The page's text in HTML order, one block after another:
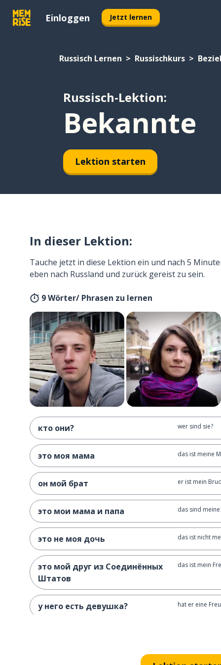
Einloggen Jetzt lernen
Russisch Lernen Russischkurs
Russisch-Lektion:
Bekannte
Lektion starten
In dieser Lektion:
Tauche jetzt in diese Lektion ein und nach 5
eben nach Russland und zurück gereist zu sein.
9 Wörter/ Phrasen zu lernen
кто они? wer sind sie?
это моя мама das ist meine
он мой брат er ist mein
это мои мама и папа das sind
это не моя дочь das ist nicht
это мой друг из Соединённых
Штатов
das ist mein
у него есть девушка? hat er eine